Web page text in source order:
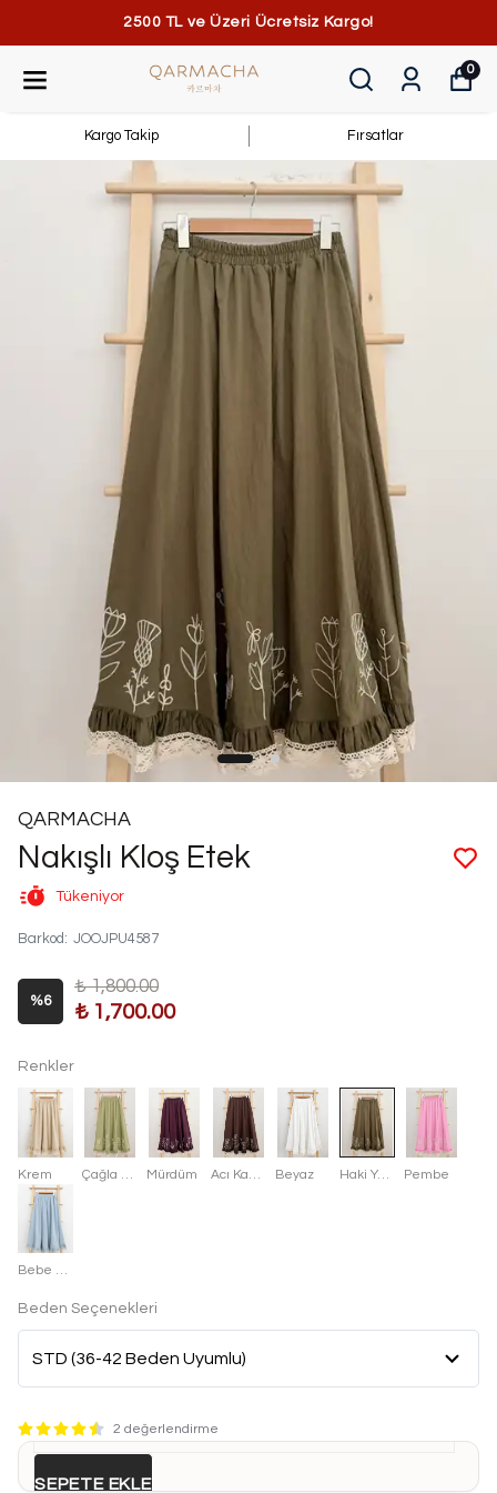
2500 TL ve Üzeri Ücretsiz Kargo!
0
Kargo Takip Fırsatlar
QARMACHA
Nakışlı Kloş Etek
Tükeniyor
Barkod : JOOJPU4587
%6
₺ 1,800.00
₺ 1,700.00
Renkler
Krem Mürdüm Beyaz Haki Yeşili Pembe
Bebe Mavisi
Beden Seçenekleri
2 değerlendirme
SEPETE EKLE